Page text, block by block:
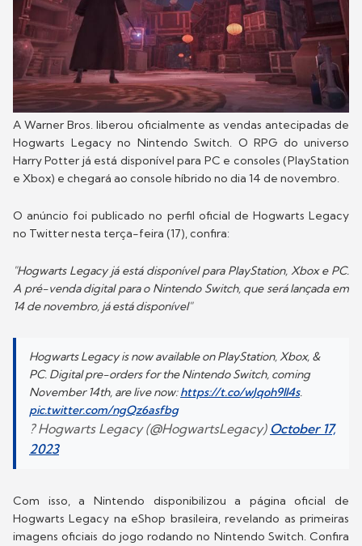
A Warner Bros. liberou oficialmente as vendas antecipadas de
Hogwarts Legacy no Nintendo Switch. O RPG do universo
Harry Potter já está disponível para PC e consoles (PlayStation
e Xbox) e chegará ao console híbrido no dia 14 de novembro.
O anúncio foi publicado no perfil oficial de Hogwarts Legacy
no Twitter nesta terça-feira (17), confira:
"Hogwarts Legacy já está disponível para PlayStation, Xbox e PC.
A pré-venda digital para o Nintendo Switch, que será lançada em
14 de novembro, já está disponível"
Hogwarts Legacy is now available on PlayStation, Xbox, &
PC. Digital pre-orders for the Nintendo Switch, coming
November 14th, are live now:https://t.co/wJqoh9Il4s.
pic.twitter.com/ngQz6asfbg
? Hogwarts Legacy (@HogwartsLegacy) October 17,
2023
Com isso, a Nintendo disponibilizou a página oficial de
Hogwarts Legacy na eShop brasileira, revelando as primeiras
imagens oficiais do jogo rodando no Nintendo Switch. Confira